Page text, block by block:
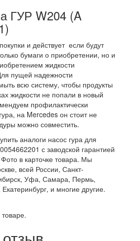
ГУР W204 (A
и действует если будут
бумаги о приобретении, но и
жидкости
пущей надежности
всю систему, чтобы продукты
жидкости не попали в новый
профилактически
на Mercedes он стоит не
можно совместить.
аналоги насос гура для
с заводской гарантией
в карточке товара. Мы
всей России, Санкт-
Уфа, Самара, Пермь,
и многие другие.